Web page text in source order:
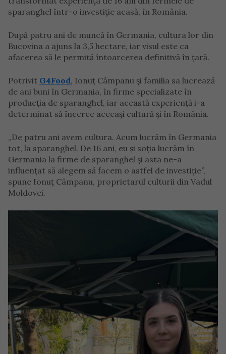
sparanghel într-o investiție acasă, în România.
După patru ani de muncă în Germania, cultura lor din
Bucovina a ajuns la 3,5 hectare, iar visul este ca
afacerea să le permită întoarcerea definitivă în țară.
Potrivit G4Food, Ionuț Câmpanu și familia sa lucrează
de ani buni în Germania, în firme specializate în
producția de sparanghel, iar această experiență i-a
determinat să încerce aceeași cultură și în România.
„De patru ani avem cultura. Acum lucrăm în Germania
tot, la sparanghel. De 16 ani, eu și soția lucrăm în
Germania la firme de sparanghel și asta ne-a
influențat să alegem să facem o astfel de investiție”,
spune Ionuț Câmpanu, proprietarul culturii din Vadul
Moldovei.